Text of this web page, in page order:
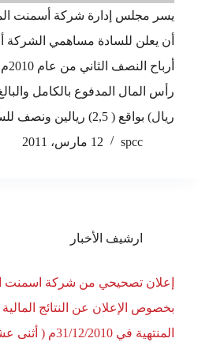
يسر مجلس إدارة شركة أسمنت
أن يعلن للسادة مساهمي الشركة
ريال) بواقع ( 2,5) ريالين ونصف للسهم…
spcc
12 مارس، 2011
ارشيف الأخبار
إعلان تصحيحي من شركة اسمنت
بخصوص الإعلان عن النتائج المالية
المنتهية في 31/12/2010م ( أثنى عشر شهراً)